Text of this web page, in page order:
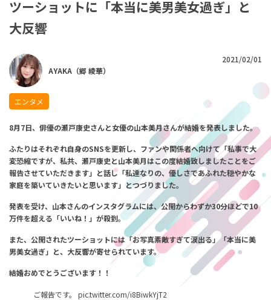
ツーショットに「本当に美男美女過ぎ」と
大反響
AYAKA（郷 綾華）
2021/02/01
エンタメ
8月7日、俳優の瀬戸康史さんと女優の山本美月さんが結婚を発表しました。
ふたりはそれぞれ自身のSNSを更新し、ファンや関係者へ向けて「私事で大
変恐縮ですが、私共、瀬戸康史と山本美月はこの度結婚致しましたことをご
報告させていただきます」と話し 「私達なりの、優しさであふれた穏やかな
家庭を築いていきたいと思います」とつづりました。
発表を受け、山本さんのインスタグラムには、公開からわずか30分ほどで10
万件を超える「いいね！」が殺到。
また、公開されたツーショットには「お写真素敵すぎて涙出る」「本当に美
男美女過ぎ」と、大反響が寄せられています。
結婚おめでとうございます！！
ご報告です。 pic.twitter.com/i8BiwkYjT2